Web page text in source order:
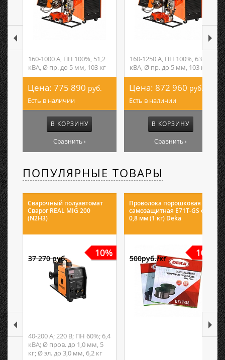
160-1000 А, ПН 100%, 51,2
кВА, Ø пр. до 5 мм, 103 кг
Цена: 775 890 руб.
Есть в наличии
В КОРЗИНУ
Сравнить ›
160-1250 А, ПН 100%, 63
кВА, Ø пр. до 5 мм, 103 кг
Цена: 872 960 руб.
Есть в наличии
В КОРЗИНУ
Сравнить ›
ПОПУЛЯРНЫЕ ТОВАРЫ
Сварочный полуавтомат
Сварог REAL MIG 200
(N2H3)
10%
37 270 руб.
40-200 А; 220 В; ПН 60%; 6,4
кВА; Ø пров. до 1,0 мм, 5
кг; Ø эл. до 3,0 мм, 6,2 кг
Проволока порошковая
самозащитная E71T-GS ф
0,8 мм (1 кг) Deka
10%
500руб./кг